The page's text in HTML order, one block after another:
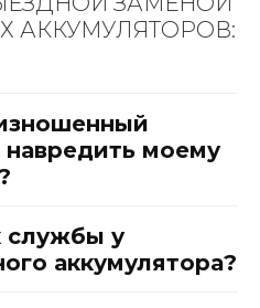
АККУМУЛЯТОРОВ:
навредить моему
службы у
аккумулятора?